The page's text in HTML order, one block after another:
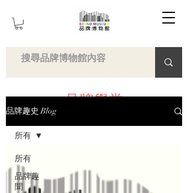
品牌學堂
品牌趣史 Blog
所有
品牌趣
聞
所有